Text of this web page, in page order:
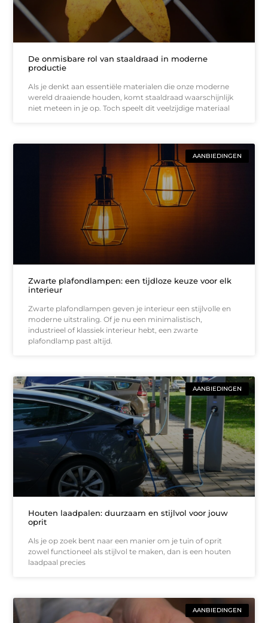
De onmisbare rol van staaldraad in moderne
productie
Als je denkt aan essentiële materialen die onze moderne
wereld draaiende houden, komt staaldraad waarschijnlijk
niet meteen in je op. Toch speelt dit veelzijdige materiaal
AANBIEDINGEN
Zwarte plafondlampen: een tijdloze keuze voor elk
interieur
Zwarte plafondlampen geven je interieur een stijlvolle en
moderne uitstraling. Of je nu een minimalistisch,
industrieel of klassiek interieur hebt, een zwarte
plafondlamp past altijd.
AANBIEDINGEN
Houten laadpalen: duurzaam en stijlvol voor jouw
oprit
Als je op zoek bent naar een manier om je tuin of oprit
zowel functioneel als stijlvol te maken, dan is een houten
laadpaal precies
AANBIEDINGEN